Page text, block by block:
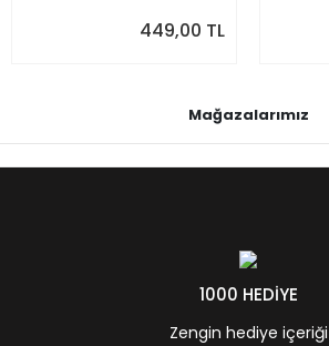
449,00 TL
Mağazalarımız
1000 HEDİYE
Zengin hediye içeriği